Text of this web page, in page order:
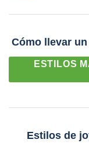
Cómo llevar
ESTILOS
Estilos de